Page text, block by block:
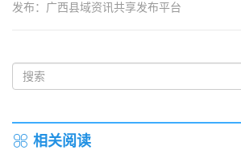
发布：广西县域资讯共享发布平台
相关阅读